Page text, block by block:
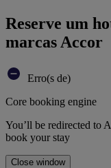
Reserve um
marcas Accor
Erro(s de)
Core booking engine
You’ll be redirected to
book your stay
Close window